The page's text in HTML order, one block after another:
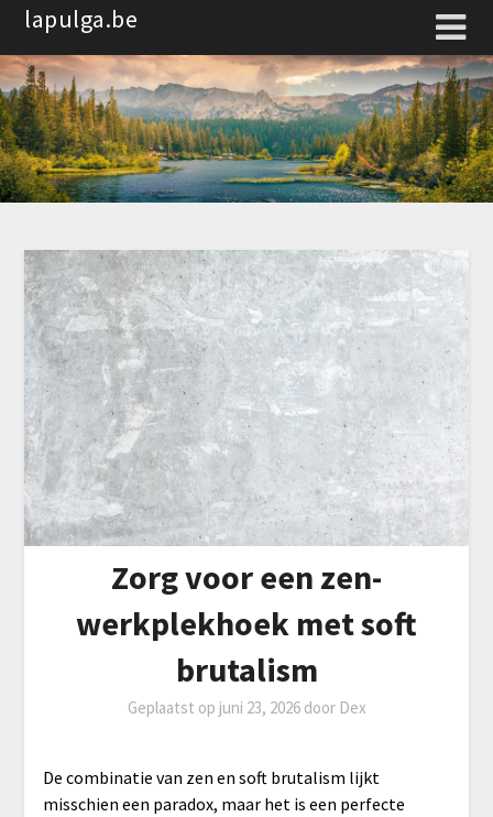
Spring
de
inhoud
lapulga.be
Zorg voor een zen-
werkplekhoek met soft
brutalism
Geplaatst op juni 23, 2026door Dex
De combinatie van zen en soft brutalism lijkt
misschien een paradox, maar het is een perfecte